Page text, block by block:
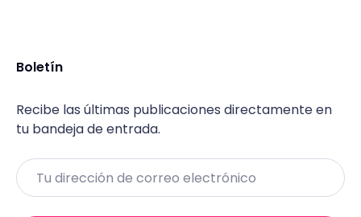
Boletín
Recibe las últimas publicaciones directamente en
tu bandeja de entrada.
Email